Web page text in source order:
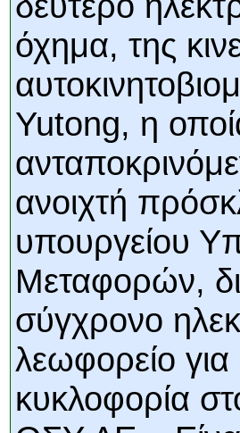
όχημα, της
Yutong, η
ανοιχτή
υπουργείου
Μεταφορών,
σύγχρονο
λεωφορείο για
κυκλοφορία